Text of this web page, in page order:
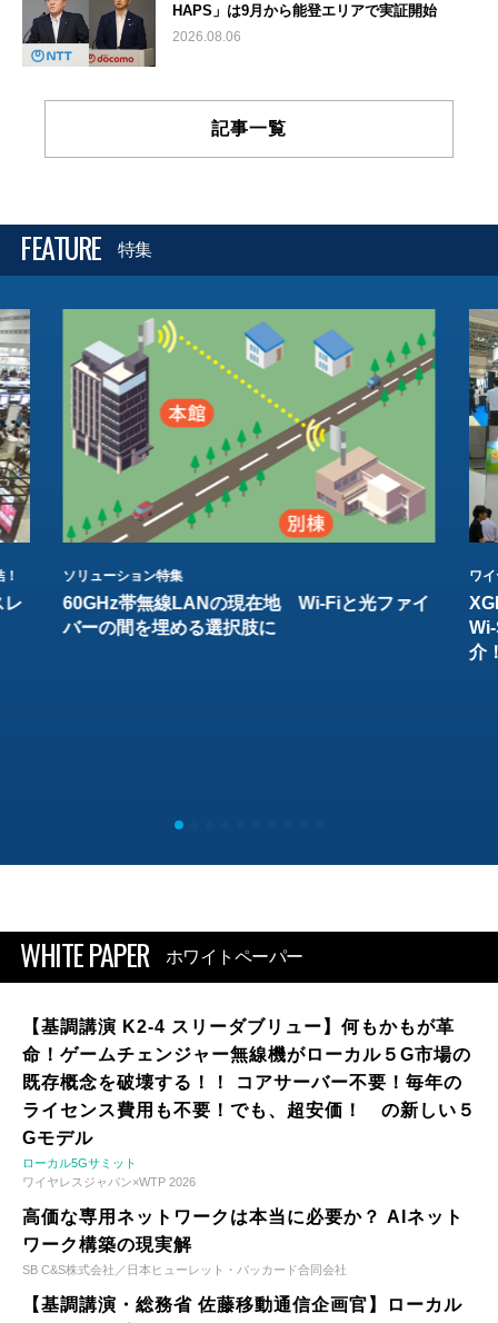
HAPS」は9月から能登エリアで実証開始
2026.08.06
記事一覧
FEATURE 特集
レ
ソリューション特集
60GHz帯無線LANの現在地 Wi-Fiと光ファイ
バーの間を埋める選択肢に
ワ
介
WHITE PAPER ホワイトペーパー
【基調講演 K2-4 スリーダブリュー】何もかもが革
命！ゲームチェンジャー無線機がローカル５G市場の
既存概念を破壊する！！ コアサーバー不要！毎年の
ライセンス費用も不要！でも、超安価！ の新しい５
Gモデル
ローカル5Gサミット
ワイヤレスジャパン×WTP 2026
高価な専用ネットワークは本当に必要か？ AIネット
ワーク構築の現実解
SB C&S株式会社／日本ヒューレット・パッカード合同会社
【基調講演・総務省 佐藤移動通信企画官】ローカル